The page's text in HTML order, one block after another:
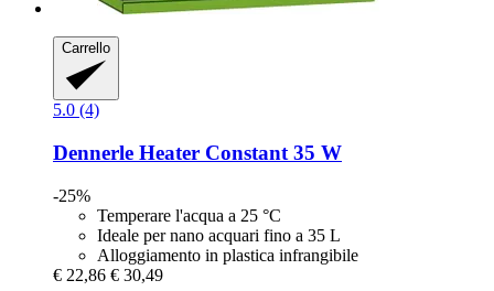
Carrello
5.0 (4)
Dennerle Heater Constant 35 W
-25%
Temperare l'acqua a 25 °C
Ideale per nano acquari fino a 35 L
Alloggiamento in plastica infrangibile
€ 22,86 € 30,49